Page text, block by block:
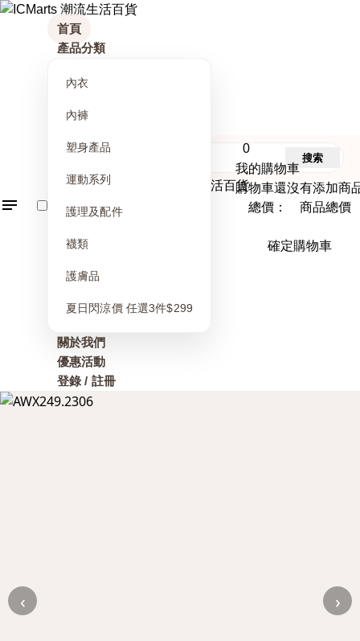
首頁
產品分類
內衣
內褲
塑身產品
運動系列
護理及配件
襪類
護膚品
夏日閃涼價 任選3件$299
關於我們
優惠活動
登錄 / 註冊
0
我的購物車
購物車還沒有添加商
總價： 商品總價
確定購物車
搜索
‹ ›